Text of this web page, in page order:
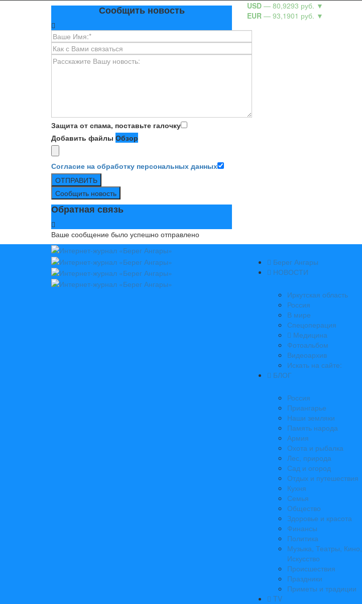
Сообщить новость
Защита от спама, поставьте галочку
Добавить файлы Обзор
Согласие на обработку персональных данных
ОТПРАВИТЬ
Сообщить новость
Обратная связь
Ваше сообщение было успешно отправлено
USD — 80,9293 руб. ▼
EUR — 93,1901 руб. ▼
Берег Ангары
НОВОСТИ
Иркутская область
Россия
В мире
Спецоперация
Медицина
Фотоальбом
Видеоархив
Искать на сайте:
БЛОГ
Россия
Приангарье
Наши земляки
Память народа
Армия
Охота и рыбалка
Лес, природа
Сад и огород
Отдых и путешествия
Кухня
Семья
Общество
Здоровье и красота
Финансы
Политика
Музыка, Театры, Кино,
Искусство
Происшествия
Праздники
Приметы и традиции
TV